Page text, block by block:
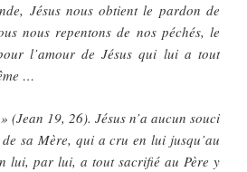
Jésus nous obtient le pardon de
nous repentons de nos péchés, le
l’amour de Jésus qui lui a tout
…
(Jean 19, 26). Jésus n’a aucun souci
sa Mère, qui a cru en lui jusqu’au
lui, par lui, a tout sacrifié au Père y